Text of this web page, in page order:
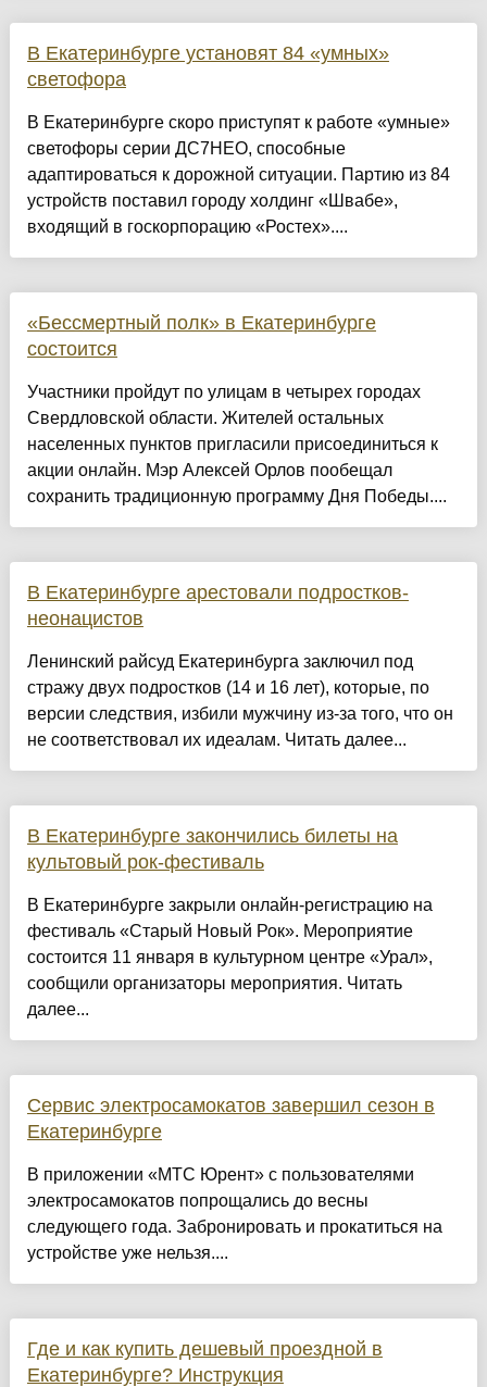
В Екатеринбурге установят 84 «умных»
светофора
В Екатеринбурге скоро приступят к работе «умные»
светофоры серии ДС7НЕО, способные
адаптироваться к дорожной ситуации. Партию из 84
устройств поставил городу холдинг «Швабе»,
входящий в госкорпорацию «Ростех»....
«Бессмертный полк» в Екатеринбурге
состоится
Участники пройдут по улицам в четырех городах
Свердловской области. Жителей остальных
населенных пунктов пригласили присоединиться к
акции онлайн. Мэр Алексей Орлов пообещал
сохранить традиционную программу Дня Победы....
В Екатеринбурге арестовали подростков-
неонацистов
Ленинский райсуд Екатеринбурга заключил под
стражу двух подростков (14 и 16 лет), которые, по
версии следствия, избили мужчину из-за того, что он
не соответствовал их идеалам. Читать далее...
В Екатеринбурге закончились билеты на
культовый рок-фестиваль
В Екатеринбурге закрыли онлайн-регистрацию на
фестиваль «Старый Новый Рок». Мероприятие
состоится 11 января в культурном центре «Урал»,
сообщили организаторы мероприятия. Читать
далее...
Сервис электросамокатов завершил сезон в
Екатеринбурге
В приложении «МТС Юрент» с пользователями
электросамокатов попрощались до весны
следующего года. Забронировать и прокатиться на
устройстве уже нельзя....
Где и как купить дешевый проездной в
Екатеринбурге? Инструкция